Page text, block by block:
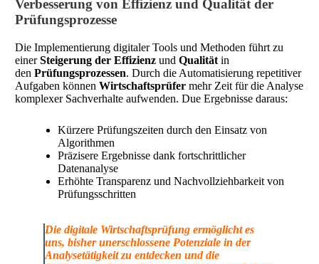
Verbesserung von Effizienz und Qualität der
Prüfungsprozesse
Die Implementierung digitaler Tools und Methoden führt zu
einerSteigerung der Effizienz und Qualität in
den Prüfungsprozessen. Durch die Automatisierung repetitiver
Aufgaben können Wirtschaftsprüfer mehr Zeit für die Analyse
komplexer Sachverhalte aufwenden. Due Ergebnisse daraus:
Kürzere Prüfungszeiten durch den Einsatz von
Algorithmen
Präzisere Ergebnisse dank fortschrittlicher
Datenanalyse
Erhöhte Transparenz und Nachvollziehbarkeit von
Prüfungsschritten
Die digitale Wirtschaftsprüfung ermöglicht es
uns, bisher unerschlossene Potenziale in der
Analysetätigkeit zu entdecken und die